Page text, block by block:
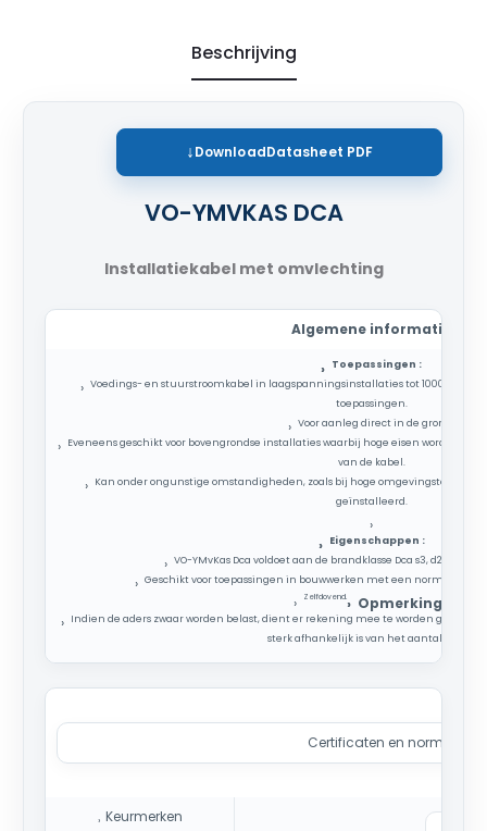
Beschrijving
DownloadDatasheet PDF
VO-YMVKAS DCA
Installatiekabel met omvlechting
Algemene informatie
› Toepassingen :
› Voedings- en stuurstroomkabel in laagspanningsinstallaties tot 1000 V,
toepassingen.
› Voor aanleg direct in de grond.
› Eveneens geschikt voor bovengrondse installaties waarbij hoge eisen worden
van de kabel.
› Kan onder ongunstige omstandigheden, zoals bij hoge
geïnstalleerd.
›
› Eigenschappen :
› VO-YMvKas Dca voldoet aan de brandklasse Dca s3, d2, a3
› Geschikt voor toepassingen in bouwwerken met een normaal
› Zelfdovend.› Opmerking
› Indien de aders zwaar worden belast, dient er rekening mee te worden
sterk afhankelijk is van het aantal aders.
Certificaten en normen
› Keurmerken